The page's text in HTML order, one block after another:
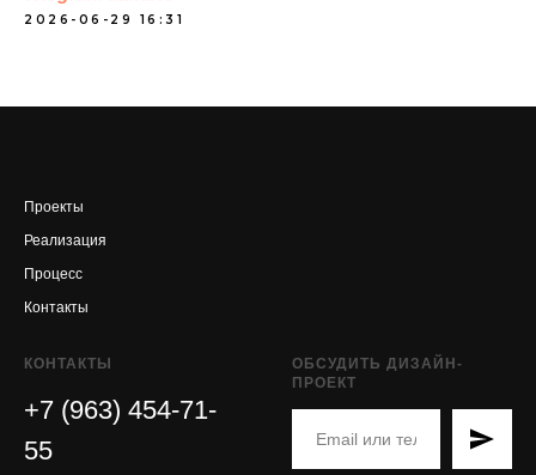
2026-06-29 16:31
Проекты
Реализация
Процесс
Контакты
КОНТАКТЫ
+7 (963) 454-71-
55
ОБСУДИТЬ ДИЗАЙН-
ПРОЕКТ